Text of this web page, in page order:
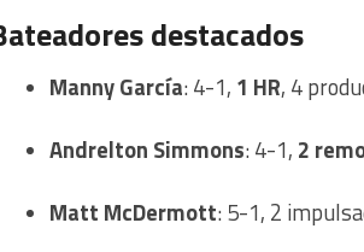
destacados
Manny García: 4-1, 1 HR, 4
Andrelton Simmons: 4-1, 2
Matt McDermott: 5-1, 2